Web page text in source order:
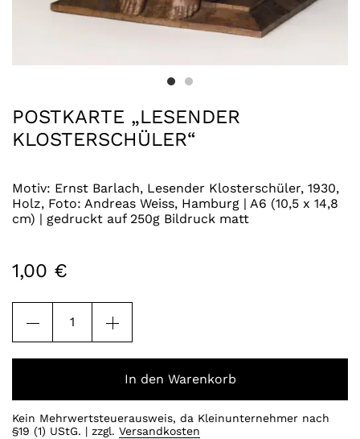
POSTKARTE „LESENDER
KLOSTERSCHÜLER“
Kein Mehrwertsteuerausweis, da Kleinunternehmer nach
§19 (1) UStG.
zzgl. Versandkosten
1,00 €
"Lesender
Klosterschüler"
Menge
In den Warenkorb
Motiv: Ernst Barlach, Lesender Klosterschüler, 1930,
Holz, Foto: Andreas Weiss, Hamburg | A6 (10,5 x 14,8
cm) | gedruckt auf 250g Bildruck matt